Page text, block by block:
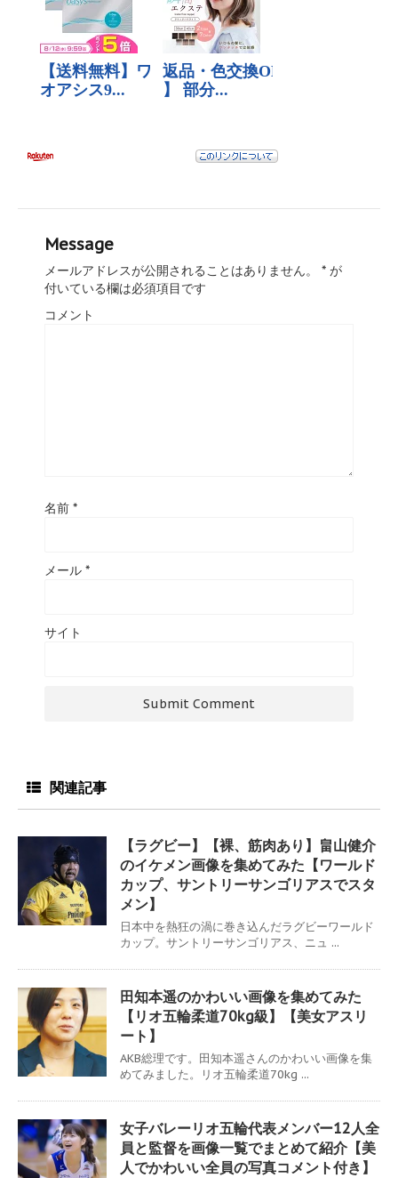
Message
メールアドレスが公開されることはありません。 * が
付いている欄は必須項目です
コメント
名前 *
メール *
サイト
関連記事
【ラグビー】【裸、筋肉あり】畠山健介
のイケメン画像を集めてみた【ワールド
カップ、サントリーサンゴリアスでスタ
メン】
日本中を熱狂の渦に巻き込んだラグビーワールド
カップ。サントリーサンゴリアス、ニュ ...
田知本遥のかわいい画像を集めてみた
【リオ五輪柔道70kg級】【美女アスリ
ート】
AKB総理です。田知本遥さんのかわいい画像を集
めてみました。リオ五輪柔道70kg ...
女子バレーリオ五輪代表メンバー12人全
員と監督を画像一覧でまとめて紹介【美
人でかわいい全員の写真コメント付き】